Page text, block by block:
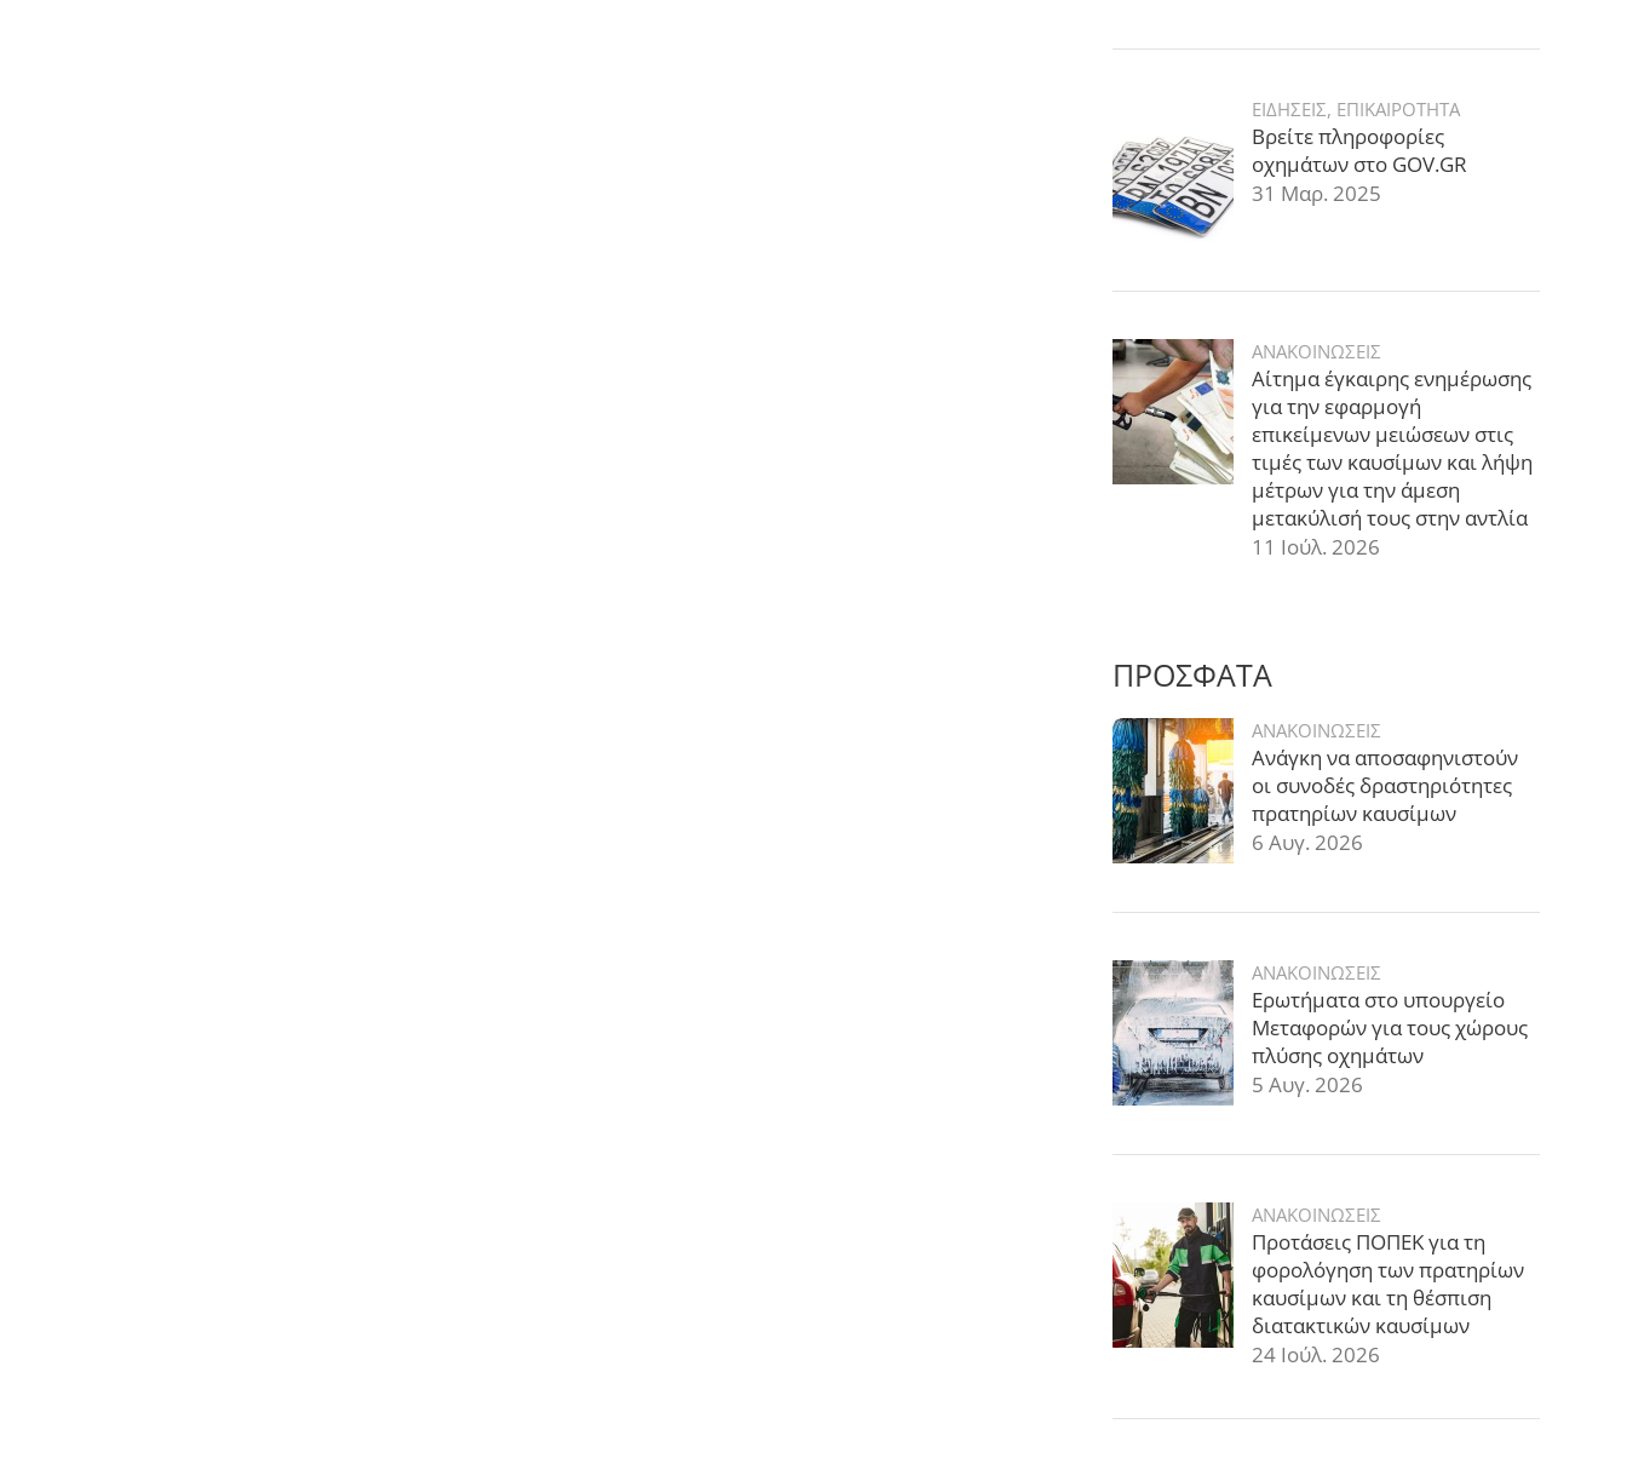
ΕΙΔΗΣΕΙΣ, ΕΠΙΚΑΙΡΟΤΗΤΑ
Βρείτε πληροφορίες
οχημάτων στο GOV.GR
31 Μαρ. 2025
ΑΝΑΚΟΙΝΩΣΕΙΣ
Αίτημα έγκαιρης ενημέρωσης
για την εφαρμογή
επικείμενων μειώσεων στις
τιμές των καυσίμων και λήψη
μέτρων για την άμεση
μετακύλισή τους στην αντλία
11 Ιούλ. 2026
ΠΡΟΣΦΑΤΑ
ΑΝΑΚΟΙΝΩΣΕΙΣ
Ανάγκη να αποσαφηνιστούν
οι συνοδές δραστηριότητες
πρατηρίων καυσίμων
6 Αυγ. 2026
ΑΝΑΚΟΙΝΩΣΕΙΣ
Ερωτήματα στο υπουργείο
Μεταφορών για τους χώρους
πλύσης οχημάτων
5 Αυγ. 2026
ΑΝΑΚΟΙΝΩΣΕΙΣ
Προτάσεις ΠΟΠΕΚ για τη
φορολόγηση των πρατηρίων
καυσίμων και τη θέσπιση
διατακτικών καυσίμων
24 Ιούλ. 2026